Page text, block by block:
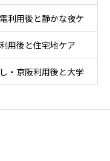
利用後と静かな夜ケ
用後と住宅地ケア
・京阪利用後と大学